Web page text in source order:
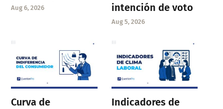
Aug 6, 2026
intención de voto
Aug 5, 2026
Curva de
Indicadores de